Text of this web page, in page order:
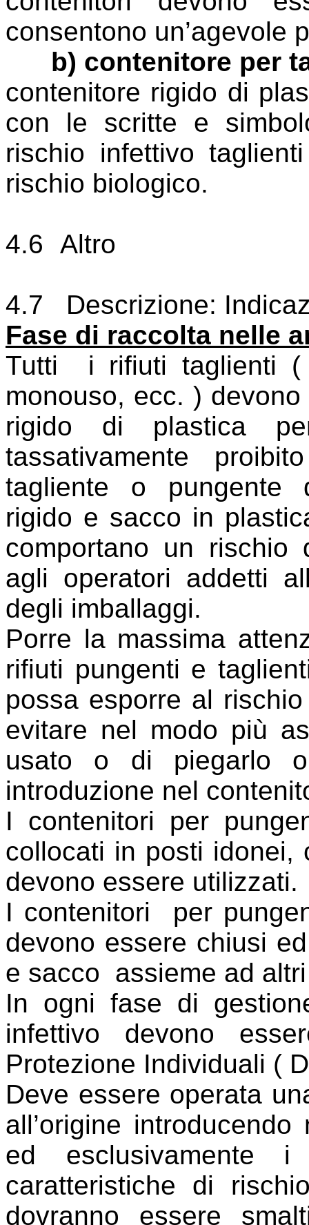
consentono un’agevole
b) contenitore per
contenitore rigido di
con le scritte e
rischio infettivo
rischio biologico.
4.6 Altro
4.7
Descrizione:
Fase di raccolta nelle
Tutti
i rifiuti taglienti (
monouso, ecc. )
rigido di plastica
tassativamente
tagliente o pungente
rigido e sacco in
comportano un rischio
agli operatori addetti
degli imballaggi.
Porre la massima
rifiuti pungenti e
possa esporre al
evitare nel modo più
usato o di piegarlo
introduzione nel
I contenitori per
collocati in posti
devono essere utilizzati.
I contenitori
per
devono essere chiusi
e sacco assieme ad
In ogni fase di
infettivo devono
Protezione Individuali (
Deve essere operata
all’origine
ed esclusivamente
caratteristiche di
dovranno essere